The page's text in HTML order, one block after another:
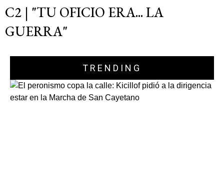
C2 | "TU OFICIO ERA... LA
GUERRA"
TRENDING